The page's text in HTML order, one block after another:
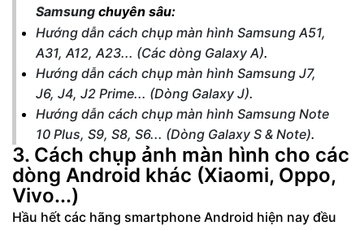
Samsung chuyên sâu:
Hướng dẫn cách chụp màn hình Samsung A51,
A31, A12, A23... (Các dòng Galaxy A).
Hướng dẫn cách chụp màn hình Samsung J7,
J6, J4, J2 Prime... (Dòng Galaxy J).
Hướng dẫn cách chụp màn hình Samsung Note
10 Plus, S9, S8, S6... (Dòng Galaxy S & Note).
3. Cách chụp ảnh màn hình cho các
dòng Android khác (Xiaomi, Oppo,
Vivo...)
Hầu hết các hãng smartphone Android hiện nay đều